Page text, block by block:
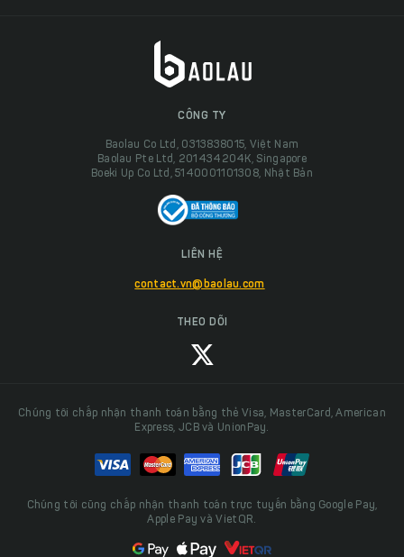
CÔNG TY
Baolau Co Ltd, 0313838015, Việt Nam
Baolau Pte Ltd, 201434204K, Singapore
Boeki Up Co Ltd, 5140001101308, Nhật Bản
LIÊN HỆ
contact.vn@baolau.com
THEO DÕI
Chúng tôi chấp nhận thanh toán bằng thẻ Visa, MasterCard, American
Express, JCB và UnionPay.
Chúng tôi cũng chấp nhận thanh toán trực tuyến bằng Google Pay,
Apple Pay và VietQR.